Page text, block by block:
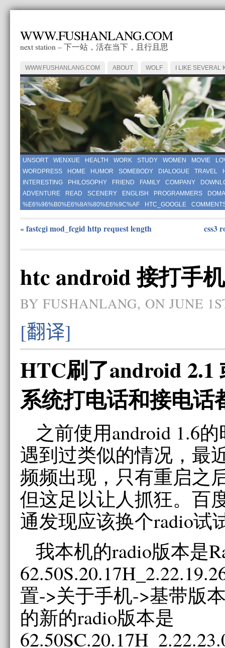
WWW.FUSHANLANG.COM
next station – 下一站，活在当下，且行且思
WWW.FUSHANLANG.COM ABOUT WOLF I LIKE SEVERAL
UNSORT WENXUE HEALTH WORK STUDY WOMEN MOVIE
WORDPRESS
HOME HUMOR SOMEBODY DIALOGUE TRAVEL
INTERESTING
PHILOSOPHY FRIEND FAMILY COMPANY
ADVENTURE
READ SCENERY ENGLISH PROGRAMMERS
%E6%96%B0%E6%8A%80%E6%9C%AF
HTC_GOOGLE
« fastcgi mod_fcgid http request length css3
htc android 接打手
BY FUSHANLANG, ON JUNE
[翻译]
HTC刷了android 2.1
系统打电话和接电话
之前使用android 1.6
遇到过类似的情况，最
频频出现，只有重启之
但这足以让人抓狂。百
通发现应该换个radio试
我本机的radio版本是
置->关于手机->基带版
的新的radio版本是